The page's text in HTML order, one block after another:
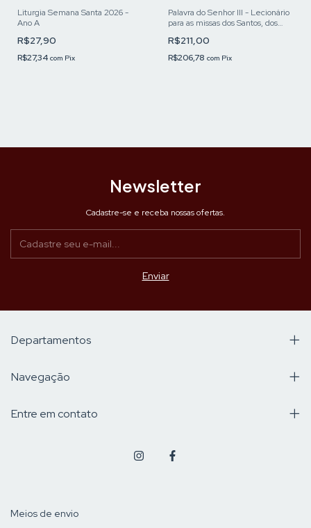
Liturgia Semana Santa 2026 -
Ano A
R$27,90
R$27,34 com Pix
Palavra do Senhor III - Lecionário
para as missas dos Santos, dos
necessidades e votivas
R$211,00
R$206,78 com Pix
Newsletter
Cadastre-se e receba nossas ofertas.
Departamentos
Navegação
Entre em contato
Meios de envio